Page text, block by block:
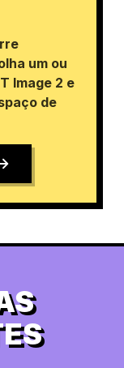
um ou
Image 2 e
de